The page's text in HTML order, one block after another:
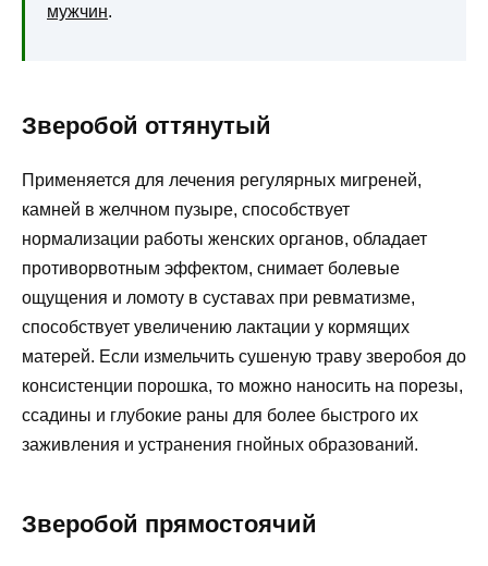
мужчин.
Зверобой оттянутый
Применяется для лечения регулярных мигреней,
камней в желчном пузыре, способствует
нормализации работы женских органов, обладает
противорвотным эффектом, снимает болевые
ощущения и ломоту в суставах при ревматизме,
способствует увеличению лактации у кормящих
матерей. Если измельчить сушеную траву зверобоя до
консистенции порошка, то можно наносить на порезы,
ссадины и глубокие раны для более быстрого их
заживления и устранения гнойных образований.
Зверобой прямостоячий